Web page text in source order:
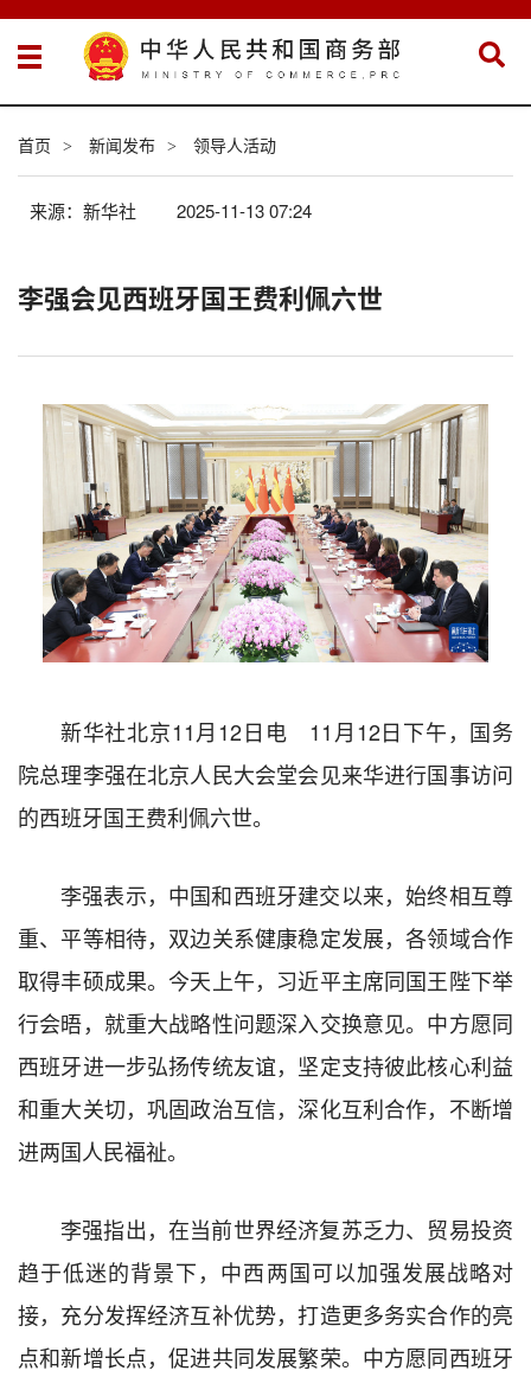
首页 > 新闻发布 > 领导人活动
来源：新华社 2025-11-13 07:24
李强会见西班牙国王费利佩六世
新华社北京11月12日电 11月12日下午，国务
院总理李强在北京人民大会堂会见来华进行国事访问
的西班牙国王费利佩六世。
李强表示，中国和西班牙建交以来，始终相互尊
重、平等相待，双边关系健康稳定发展，各领域合作
取得丰硕成果。今天上午，习近平主席同国王陛下举
行会晤，就重大战略性问题深入交换意见。中方愿同
西班牙进一步弘扬传统友谊，坚定支持彼此核心利益
和重大关切，巩固政治互信，深化互利合作，不断增
进两国人民福祉。
李强指出，在当前世界经济复苏乏力、贸易投资
趋于低迷的背景下，中西两国可以加强发展战略对
接，充分发挥经济互补优势，打造更多务实合作的亮
点和新增长点，促进共同发展繁荣。中方愿同西班牙